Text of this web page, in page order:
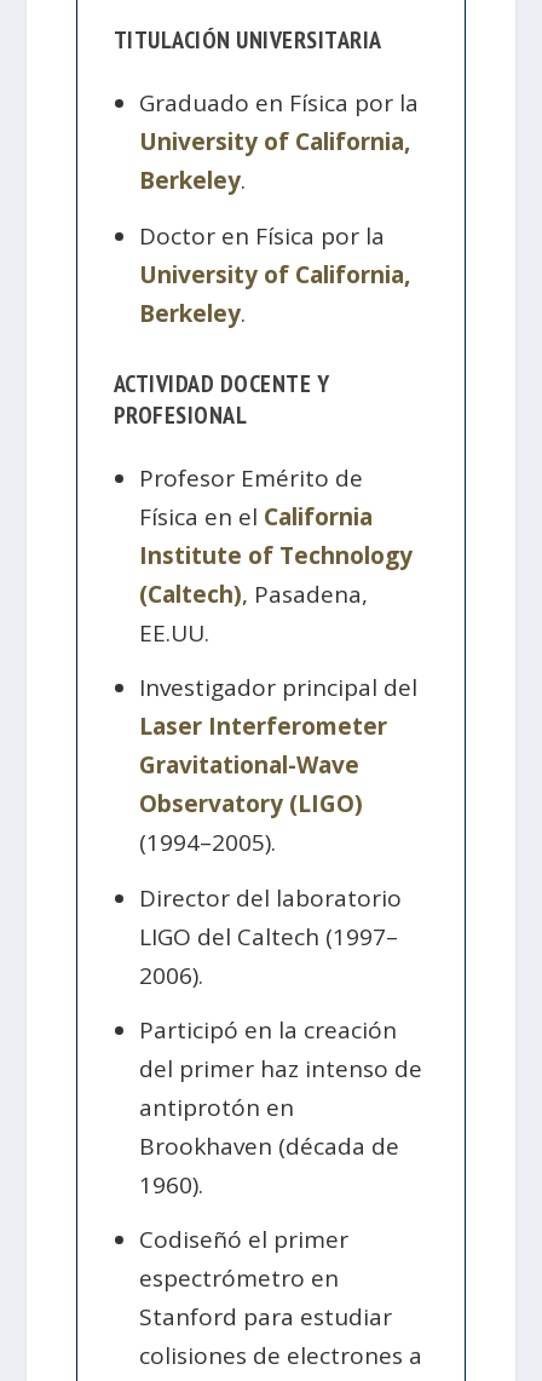
TITULACIÓN UNIVERSITARIA
Graduado en Física por la
University of California,
Berkeley.
Doctor en Física por la
University of California,
Berkeley.
ACTIVIDAD DOCENTE Y
PROFESIONAL
Profesor Emérito de
Física en el California
Institute of Technology
(Caltech), Pasadena,
EE.UU.
Investigador principal del
Laser Interferometer
Gravitational-Wave
Observatory (LIGO)
(1994–2005).
Director del laboratorio
LIGO del Caltech (1997–
2006).
Participó en la creación
del primer haz intenso de
antiprotón en
Brookhaven (década de
1960).
Codiseñó el primer
espectrómetro en
Stanford para estudiar
colisiones de electrones a